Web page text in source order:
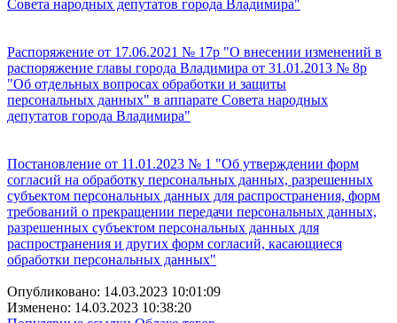
Совета народных депутатов города Владимира"
Распоряжение от 17.06.2021 № 17р "О внесении изменений в
распоряжение главы города Владимира от 31.01.2013 № 8р
"Об отдельных вопросах обработки и защиты
персональных данных" в аппарате Совета народных
депутатов города Владимира"
Постановление от 11.01.2023 № 1 "Об утверждении форм
согласий на обработку персональных данных, разрешенных
субъектом персональных данных для распространения, форм
требований о прекращении передачи персональных данных,
разрешенных субъектом персональных данных для
распространения и других форм согласий, касающиеся
обработки персональных данных"
Опубликовано: 14.03.2023 10:01:09
Изменено: 14.03.2023 10:38:20